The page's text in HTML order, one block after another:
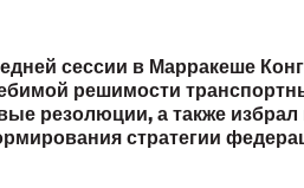
сессии в Марракеше
решимости
резолюции, а также
стратегии